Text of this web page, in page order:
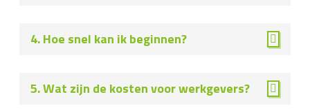
4. Hoe snel kan ik beginnen?
5. Wat zijn de kosten voor werkgevers?